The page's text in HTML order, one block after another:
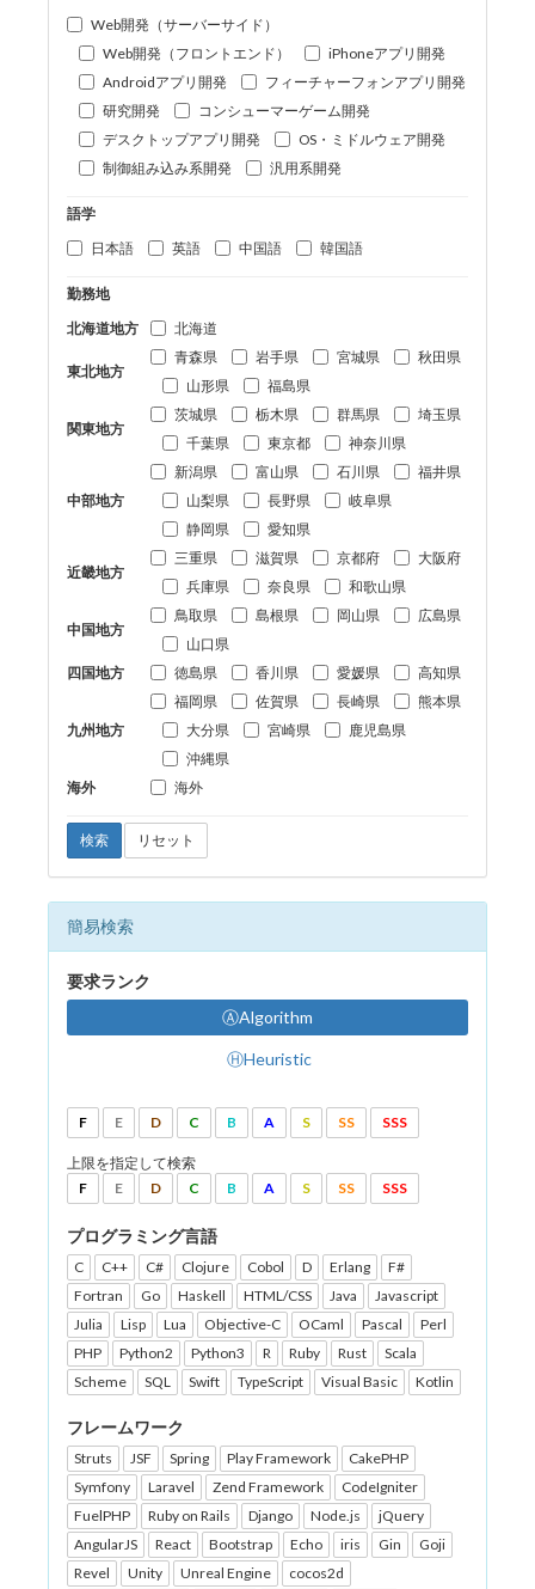
Web開発（サーバーサイド）
Web開発（フロントエンド）
iPhoneアプリ開発
Androidアプリ開発
フィーチャーフォンアプリ開発
研究開発
コンシューマーゲーム開発
デスクトップアプリ開発
OS・ミドルウェア開発
制御組み込み系開発
汎用系開発
語学
日本語
英語 中国語 韓国語
勤務地
北海道地方
北海道
東北地方
青森県 岩手県 宮城県
秋田県
山形県
福島県
関東地方
茨城県 栃木県 群馬県
埼玉県
千葉県
東京都 神奈川県
中部地方
新潟県 富山県 石川県
福井県
山梨県
長野県
岐阜県
静岡県
愛知県
近畿地方
三重県 滋賀県 京都府
大阪府
兵庫県
奈良県 和歌山県
中国地方
鳥取県 島根県 岡山県
広島県
山口県
四国地方
徳島県 香川県 愛媛県 高知県
九州地方
福岡県 佐賀県 長崎県
熊本県
大分県
宮崎県
鹿児島県
沖縄県
海外
海外
検索 リセット
簡易検索
要求ランク
ⒶAlgorithm
ⒽHeuristic
F E D C B A S SS SSS
上限を指定して検索
F
E D C B A S SS SSS
プログラミング言語
C C++ C# Clojure Cobol D Erlang
F#
Fortran
Go Haskell HTML/CSS Java
Javascript
Julia
Lisp Lua Objective-C OCaml Pascal
Perl
PHP
Python2 Python3 R Ruby Rust
Scala
Scheme
SQL Swift TypeScript Visual Basic Kotlin
フレームワーク
Struts JSF Spring Play Framework
CakePHP
Symfony
Laravel Zend Framework
CodeIgniter
FuelPHP
Ruby on Rails Django Node.js
jQuery
AngularJS
React Bootstrap Echo iris Gin
Goji
Revel
Unity Unreal Engine
cocos2d